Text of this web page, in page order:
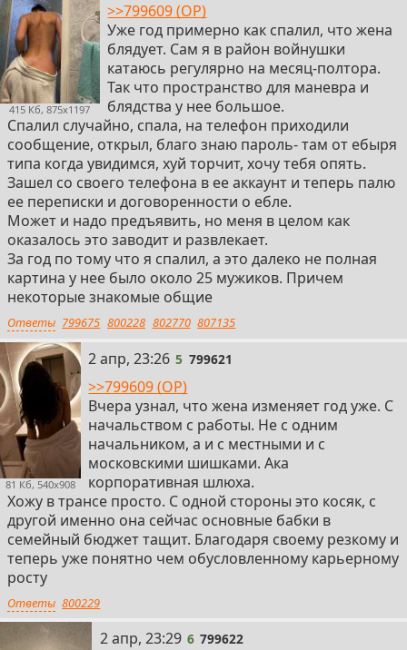
415 Кб, 875x1197
>>799609 (OP)
Уже год примерно как спалил, что жена
блядует. Сам я в район войнушки
катаюсь регулярно на месяц-полтора.
Так что пространство для маневра и
блядства у нее большое.
Спалил случайно, спала, на телефон приходили
сообщение, открыл, благо знаю пароль- там от ебыря
типа когда увидимся, хуй торчит, хочу тебя опять.
Зашел со своего телефона в ее аккаунт и теперь палю
ее переписки и договоренности о ебле.
Может и надо предъявить, но меня в целом как
оказалось это заводит и развлекает.
За год по тому что я спалил, а это далеко не полная
картина у нее было около 25 мужиков. Причем
некоторые знакомые общие
Ответы 799675 800228 802770 807135
81 Кб, 540x908
5
2 апр, 23:26 5 799621
>>799609 (OP)
Вчера узнал, что жена изменяет год уже. С
начальством с работы. Не с одним
начальником, а и с местными и с
московскими шишками. Ака
корпоративная шлюха.
Хожу в трансе просто. С одной стороны это косяк, с
другой именно она сейчас основные бабки в
семейный бюджет тащит. Благодаря своему резкому и
теперь уже понятно чем обусловленному карьерному
росту
Ответы 800229
6
2 апр, 23:29 6 799622